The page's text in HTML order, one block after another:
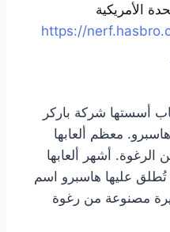
الأمريكية
https://
أسستها شركة باركر
معظم ألعابها
أشهر ألعابها
عليها هاسبرو اسم
مصنوعة من رغوة